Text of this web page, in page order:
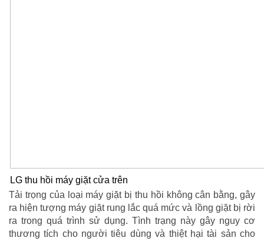
LG thu hồi máy giặt cửa trên
Tải trọng của loại máy giặt bị thu hồi không cân bằng, gây
ra hiện tượng máy giặt rung lắc quá mức và lồng giặt bị rời
ra trong quá trình sử dụng. Tình trạng này gây nguy cơ
thương tích cho người tiêu dùng và thiệt hại tài sản cho